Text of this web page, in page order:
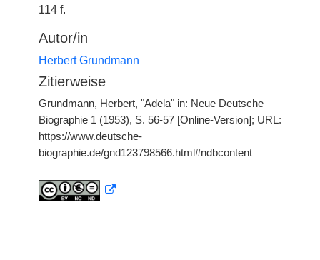
114 f.
Autor/in
Herbert Grundmann
Zitierweise
Grundmann, Herbert, "Adela" in: Neue Deutsche
Biographie 1 (1953), S. 56-57 [Online-Version]; URL:
https://www.deutsche-
biographie.de/gnd123798566.html#ndbcontent